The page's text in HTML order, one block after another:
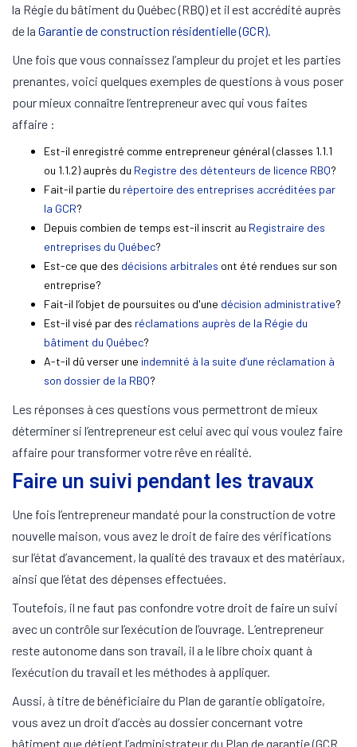
la Régie du bâtiment du Québec (RBQ) et il est accrédité auprès
de la Garantie de construction résidentielle (GCR).
Une fois que vous connaissez l’ampleur du projet et les parties
prenantes, voici quelques exemples de questions à vous poser
pour mieux connaître l’entrepreneur avec qui vous faites
affaire :
Est-il enregistré comme entrepreneur général (classes 1.1.1
ou 1.1.2) auprès du Registre des détenteurs de licence RBQ?
Fait-il partie du répertoire des entreprises accréditées par
la GCR?
Depuis combien de temps est-il inscrit au Registraire des
entreprises du Québec?
Est-ce que des décisions arbitrales ont été rendues sur son
entreprise?
Fait-il l’objet de poursuites ou d'une décision administrative?
Est-il visé par des réclamations auprès de la Régie du
bâtiment du Québec?
A-t-il dû verser une indemnité à la suite d’une réclamation à
son dossier de la RBQ?
Les réponses à ces questions vous permettront de mieux
déterminer si l’entrepreneur est celui avec qui vous voulez faire
affaire pour transformer votre rêve en réalité.
Faire un suivi pendant les travaux
Une fois l’entrepreneur mandaté pour la construction de votre
nouvelle maison, vous avez le droit de faire des vérifications
sur l’état d’avancement, la qualité des travaux et des matériaux,
ainsi que l’état des dépenses effectuées.
Toutefois, il ne faut pas confondre votre droit de faire un suivi
avec un contrôle sur l’exécution de l’ouvrage. L’entrepreneur
reste autonome dans son travail, il a le libre choix quant à
l’exécution du travail et les méthodes à appliquer.
Aussi, à titre de bénéficiaire du Plan de garantie obligatoire,
vous avez un droit d’accès au dossier concernant votre
bâtiment que détient l’administrateur du Plan de garantie (GCR